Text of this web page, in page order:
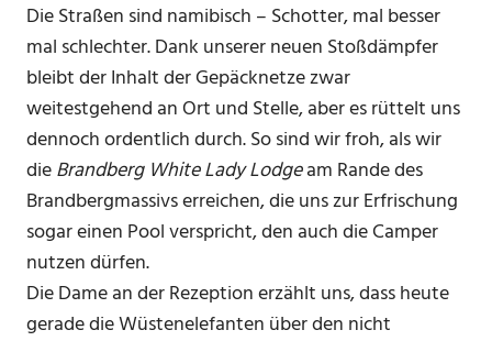
Die Straßen sind namibisch – Schotter, mal besser
mal schlechter. Dank unserer neuen Stoßdämpfer
bleibt der Inhalt der Gepäcknetze zwar
weitestgehend an Ort und Stelle, aber es rüttelt uns
dennoch ordentlich durch. So sind wir froh, als wir
dieBrandberg White Lady Lodgeam Rande des
Brandbergmassivs erreichen, die uns zur Erfrischung
sogar einen Pool verspricht, den auch die Camper
nutzen dürfen.
Die Dame an der Rezeption erzählt uns, dass heute
gerade die Wüstenelefanten über den nicht